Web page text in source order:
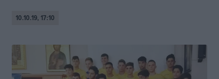
10.10.19, 17:10